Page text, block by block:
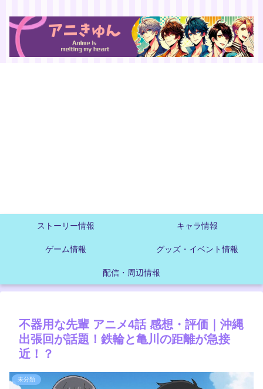
ストーリー情報 キャラ情報
ゲーム情報 グッズ・イベント情報
配信・周辺情報
不器用な先輩 アニメ4話 感想・評価｜沖縄
出張回が話題！鉄輪と亀川の距離が急接
近！？
未分類